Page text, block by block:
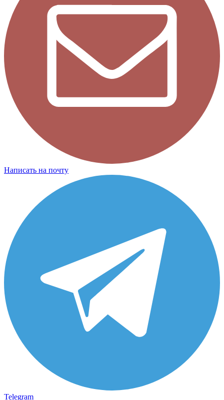
Написать на почту
Telegram